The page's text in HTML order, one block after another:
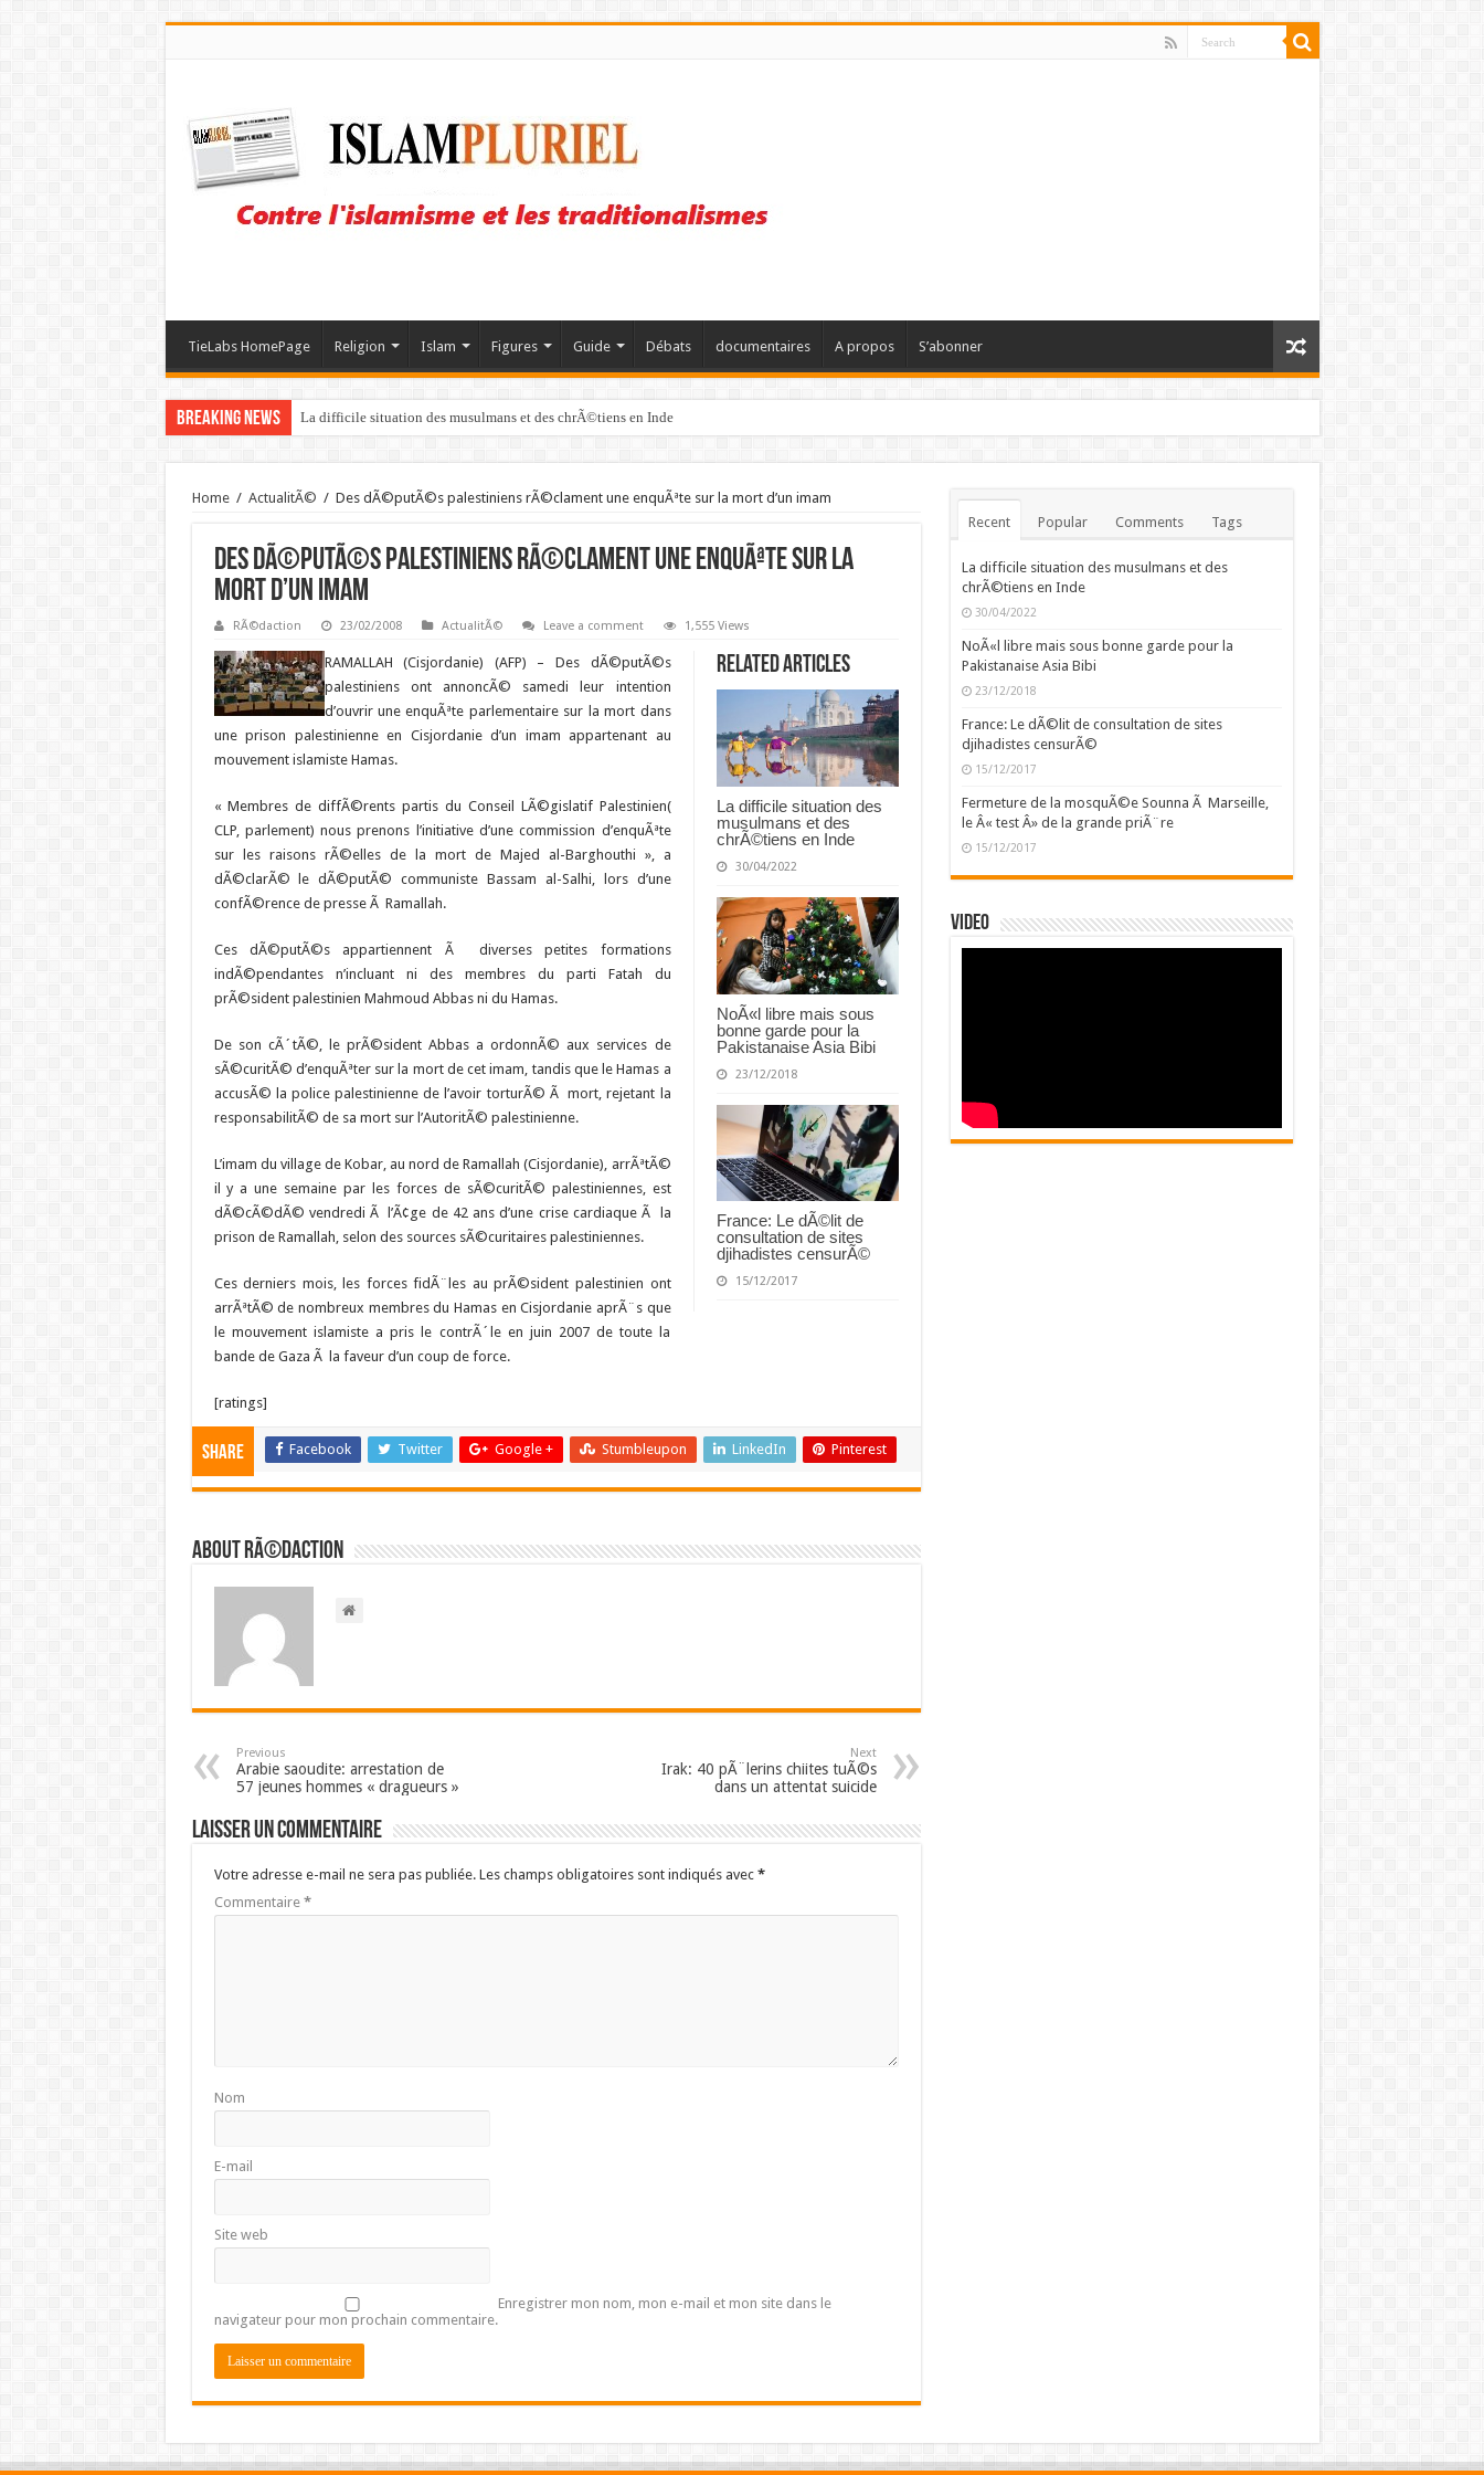
TieLabs HomePage Religion Islam Figures Guide Débats documentaires A propos S’abonner
Breaking News La difficile situation des musulmans et des chrÃ©tiens en Inde
Home / ActualitÃ© / Des dÃ©putÃ©s palestiniens rÃ©clament une enquÃªte sur la mort d’un imam
Des dÃ©putÃ©s palestiniens rÃ©clament une enquÃªte sur la
mort d’un imam
RÃ©daction 23/02/2008 ActualitÃ© Leave a comment 1,555 Views
Related Articles
La difficile situation des
musulmans et des
chrÃ©tiens en Inde
30/04/2022
NoÃ«l libre mais sous
bonne garde pour la
Pakistanaise Asia Bibi
23/12/2018
France: Le dÃ©lit de
consultation de sites
djihadistes censurÃ©
15/12/2017
RAMALLAH (Cisjordanie) (AFP) – Des dÃ©putÃ©s
palestiniens ont annoncÃ© samedi leur intention
d’ouvrir une enquÃªte parlementaire sur la mort dans
une prison palestinienne en Cisjordanie d’un imam appartenant au
mouvement islamiste Hamas.
« Membres de diffÃ©rents partis du Conseil LÃ©gislatif Palestinien(
CLP, parlement) nous prenons l’initiative d’une commission d’enquÃªte
sur les raisons rÃ©elles de la mort de Majed al-Barghouthi », a
dÃ©clarÃ© le dÃ©putÃ© communiste Bassam al-Salhi, lors d’une
confÃ©rence de presse Ã Ramallah.
Ces dÃ©putÃ©s appartiennent Ã diverses petites formations
indÃ©pendantes n’incluant ni des membres du parti Fatah du
prÃ©sident palestinien Mahmoud Abbas ni du Hamas.
De son cÃ´tÃ©, le prÃ©sident Abbas a ordonnÃ© aux services de
sÃ©curitÃ© d’enquÃªter sur la mort de cet imam, tandis que le Hamas a
accusÃ© la police palestinienne de l’avoir torturÃ© Ã mort, rejetant la
responsabilitÃ© de sa mort sur l’AutoritÃ© palestinienne.
L’imam du village de Kobar, au nord de Ramallah (Cisjordanie), arrÃªtÃ©
il y a une semaine par les forces de sÃ©curitÃ© palestiniennes, est
dÃ©cÃ©dÃ© vendredi Ã l’Ã¢ge de 42 ans d’une crise cardiaque Ã la
prison de Ramallah, selon des sources sÃ©curitaires palestiniennes.
Ces derniers mois, les forces fidÃ¨les au prÃ©sident palestinien ont
arrÃªtÃ© de nombreux membres du Hamas en Cisjordanie aprÃ¨s que
le mouvement islamiste a pris le contrÃ´le en juin 2007 de toute la
bande de Gaza Ã la faveur d’un coup de force.
[ratings]
Share Facebook Twitter Google + Stumbleupon LinkedIn Pinterest
About RÃ©daction
Previous
Arabie saoudite: arrestation de
57 jeunes hommes « dragueurs »
Next
Irak: 40 pÃ¨lerins chiites tuÃ©s
dans un attentat suicide
Laisser un commentaire
Votre adresse e-mail ne sera pas publiée. Les champs obligatoires sont indiqués avec *
Commentaire *
Nom
E-mail
Site web
Enregistrer mon nom, mon e-mail et mon site dans le
navigateur pour mon prochain commentaire.
Recent Popular Comments Tags
La difficile situation des musulmans et des
chrÃ©tiens en Inde
30/04/2022
NoÃ«l libre mais sous bonne garde pour la
Pakistanaise Asia Bibi
23/12/2018
France: Le dÃ©lit de consultation de sites
djihadistes censurÃ©
15/12/2017
Fermeture de la mosquÃ©e Sounna Ã Marseille,
le Â« test Â» de la grande priÃ¨re
15/12/2017
Video